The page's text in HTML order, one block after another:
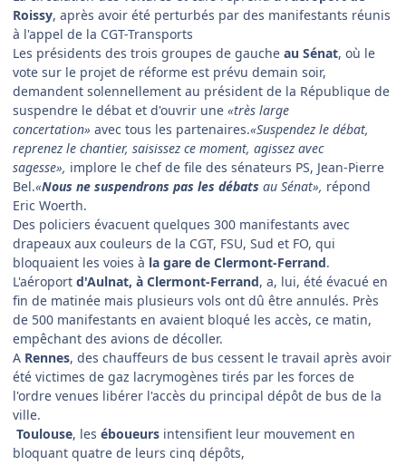
Roissy, après avoir été perturbés par des manifestants réunis
à l'appel de la CGT-Transports
Les présidents des trois groupes de gauche au Sénat, où le
vote sur le projet de réforme est prévu demain soir,
demandent solennellement au président de la République de
suspendre le débat et d'ouvrir une «très large
concertation» avec tous les partenaires.«Suspendez le débat,
reprenez le chantier, saisissez ce moment, agissez avec
sagesse», implore le chef de file des sénateurs PS, Jean-Pierre
Bel.«Nous ne suspendrons pas les débats au Sénat», répond
Eric Woerth.
Des policiers évacuent quelques 300 manifestants avec
drapeaux aux couleurs de la CGT, FSU, Sud et FO, qui
bloquaient les voies à la gare de Clermont-Ferrand.
L'aéroport d'Aulnat, à Clermont-Ferrand, a, lui, été évacué en
fin de matinée mais plusieurs vols ont dû être annulés. Près
de 500 manifestants en avaient bloqué les accès, ce matin,
empêchant des avions de décoller.
A Rennes, des chauffeurs de bus cessent le travail après avoir
été victimes de gaz lacrymogènes tirés par les forces de
l'ordre venues libérer l'accès du principal dépôt de bus de la
ville.
Toulouse, les éboueurs intensifient leur mouvement en
bloquant quatre de leurs cinq dépôts,